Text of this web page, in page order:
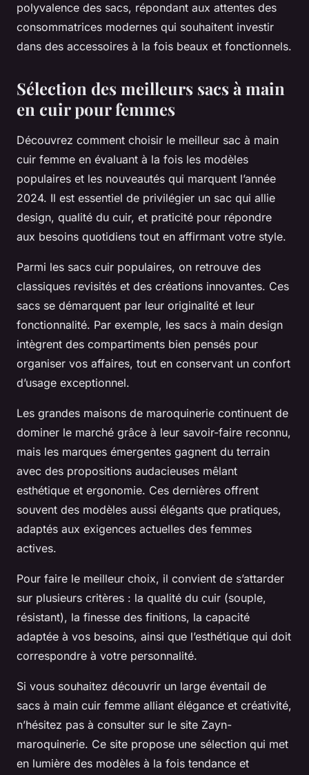
polyvalence des sacs, répondant aux attentes des
consommatrices modernes qui souhaitent investir
dans des accessoires à la fois beaux et fonctionnels.
Sélection des meilleurs sacs à main
en cuir pour femmes
Découvrez comment choisir le meilleur sac à main
cuir femme en évaluant à la fois les modèles
populaires et les nouveautés qui marquent l’année
2024. Il est essentiel de privilégier un sac qui allie
design, qualité du cuir, et praticité pour répondre
aux besoins quotidiens tout en affirmant votre style.
Parmi les sacs cuir populaires, on retrouve des
classiques revisités et des créations innovantes. Ces
sacs se démarquent par leur originalité et leur
fonctionnalité. Par exemple, les sacs à main design
intègrent des compartiments bien pensés pour
organiser vos affaires, tout en conservant un confort
d’usage exceptionnel.
Les grandes maisons de maroquinerie continuent de
dominer le marché grâce à leur savoir-faire reconnu,
mais les marques émergentes gagnent du terrain
avec des propositions audacieuses mêlant
esthétique et ergonomie. Ces dernières offrent
souvent des modèles aussi élégants que pratiques,
adaptés aux exigences actuelles des femmes
actives.
Pour faire le meilleur choix, il convient de s’attarder
sur plusieurs critères : la qualité du cuir (souple,
résistant), la finesse des finitions, la capacité
adaptée à vos besoins, ainsi que l’esthétique qui doit
correspondre à votre personnalité.
Si vous souhaitez découvrir un large éventail de
sacs à main cuir femme alliant élégance et créativité,
n’hésitez pas à consulter sur le site Zayn-
maroquinerie. Ce site propose une sélection qui met
en lumière des modèles à la fois tendance et